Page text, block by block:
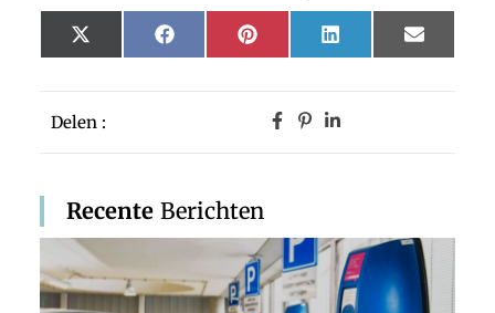
Delen :
Recente Berichten
X
(Twitter)
FacebookPinterestLinkedInEmail